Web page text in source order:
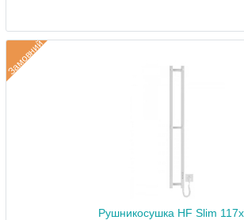
Замовний
Рушникосушка HF Slim